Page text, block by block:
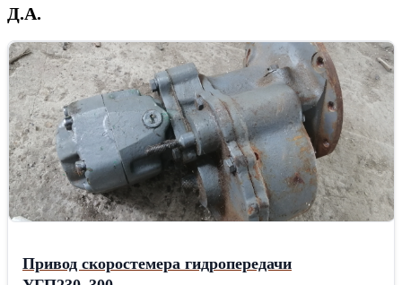
Д.А.
Привод скоростемера гидропередачи